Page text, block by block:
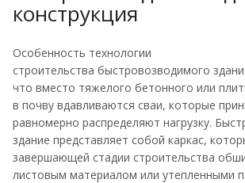
конструкция
Особенность технологии
строительства быстровозводимого
что вместо тяжелого бетонного или
в почву вдавливаются сваи, которые
равномерно распределяют нагрузку.
здание представляет собой каркас,
завершающей стадии строительства
листовым материалом или утепленными